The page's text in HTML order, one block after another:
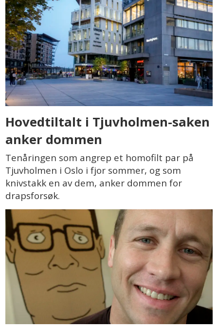
Hovedtiltalt i Tjuvholmen-saken
anker dommen
Tenåringen som angrep et homofilt par på
Tjuvholmen i Oslo i fjor sommer, og som
knivstakk en av dem, anker dommen for
drapsforsøk.